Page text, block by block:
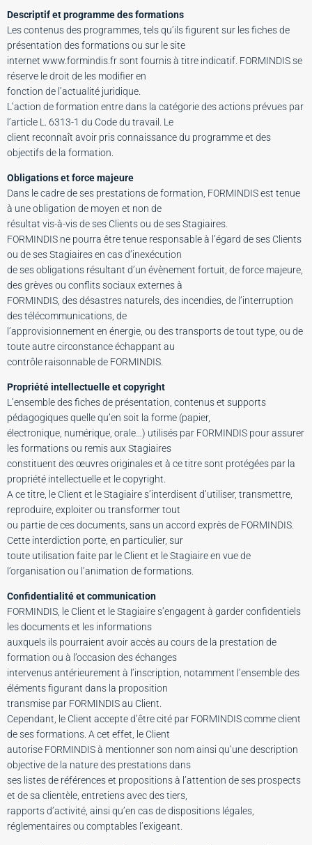
Descriptif et programme des formations
Les contenus des programmes, tels qu’ils figurent sur les fiches de
présentation des formations ou sur le site
internet www.formindis.fr sont fournis à titre indicatif. FORMINDIS se
réserve le droit de les modifier en
fonction de l’actualité juridique.
L’action de formation entre dans la catégorie des actions prévues par
l’article L. 6313-1 du Code du travail. Le
client reconnaît avoir pris connaissance du programme et des
objectifs de la formation.
Obligations et force majeure
Dans le cadre de ses prestations de formation, FORMINDIS est tenue
à une obligation de moyen et non de
résultat vis-à-vis de ses Clients ou de ses Stagiaires.
FORMINDIS ne pourra être tenue responsable à l’égard de ses Clients
ou de ses Stagiaires en cas d’inexécution
de ses obligations résultant d’un évènement fortuit, de force majeure,
des grèves ou conflits sociaux externes à
FORMINDIS, des désastres naturels, des incendies, de l’interruption
des télécommunications, de
l’approvisionnement en énergie, ou des transports de tout type, ou de
toute autre circonstance échappant au
contrôle raisonnable de FORMINDIS.
Propriété intellectuelle et copyright
L’ensemble des fiches de présentation, contenus et supports
pédagogiques quelle qu’en soit la forme (papier,
électronique, numérique, orale…) utilisés par FORMINDIS pour assurer
les formations ou remis aux Stagiaires
constituent des œuvres originales et à ce titre sont protégées par la
propriété intellectuelle et le copyright.
A ce titre, le Client et le Stagiaire s’interdisent d’utiliser, transmettre,
reproduire, exploiter ou transformer tout
ou partie de ces documents, sans un accord exprès de FORMINDIS.
Cette interdiction porte, en particulier, sur
toute utilisation faite par le Client et le Stagiaire en vue de
l’organisation ou l’animation de formations.
Confidentialité et communication
FORMINDIS, le Client et le Stagiaire s’engagent à garder confidentiels
les documents et les informations
auxquels ils pourraient avoir accès au cours de la prestation de
formation ou à l’occasion des échanges
intervenus antérieurement à l’inscription, notamment l’ensemble des
éléments figurant dans la proposition
transmise par FORMINDIS au Client.
Cependant, le Client accepte d’être cité par FORMINDIS comme client
de ses formations. A cet effet, le Client
autorise FORMINDIS à mentionner son nom ainsi qu’une description
objective de la nature des prestations dans
ses listes de références et propositions à l’attention de ses prospects
et de sa clientèle, entretiens avec des tiers,
rapports d’activité, ainsi qu’en cas de dispositions légales,
réglementaires ou comptables l’exigeant.